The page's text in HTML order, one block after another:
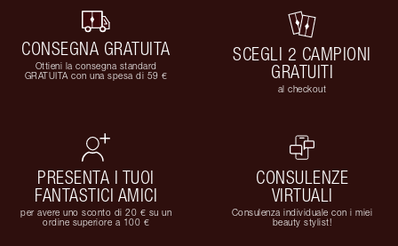
CONSEGNA GRATUITA
Ottieni la consegna standard
GRATUITA con una spesa di 59 €
SCEGLI 2 CAMPIONI
GRATUITI
al checkout
PRESENTA I TUOI
FANTASTICI AMICI
per avere uno sconto di 20 € su un
ordine superiore a 100 €
CONSULENZE
VIRTUALI
Consulenza individuale con i miei
beauty stylist!